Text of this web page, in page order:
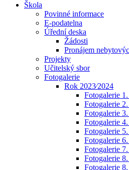
Škola
Povinné informace
E-podatelna
Úřední deska
Žádosti
Pronájem
Projekty
Učitelský sbor
Fotogalerie
Rok 2023⁄2024
Fotogalerie
Fotogalerie
Fotogalerie
Fotogalerie
Fotogalerie
Fotogalerie
Fotogalerie
Fotogalerie
Fotogalerie